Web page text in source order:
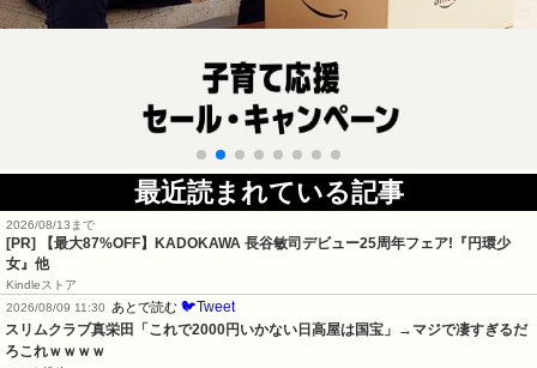
最近読まれている記事
2026/08/13まで
[PR] 【最大87%OFF】KADOKAWA 長谷敏司デビュー25周年フェア!『円環少
女』他
Kindleストア
2026/08/09 11:30 あとで読む 🐦Tweet
スリムクラブ真栄田「これで2000円いかない日高屋は国宝」→マジで凄すぎるだ
ろこれｗｗｗｗ